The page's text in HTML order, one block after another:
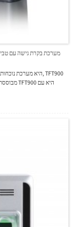
מערכת בקרת גישה עם
מצלמה פנימית עם ממשק